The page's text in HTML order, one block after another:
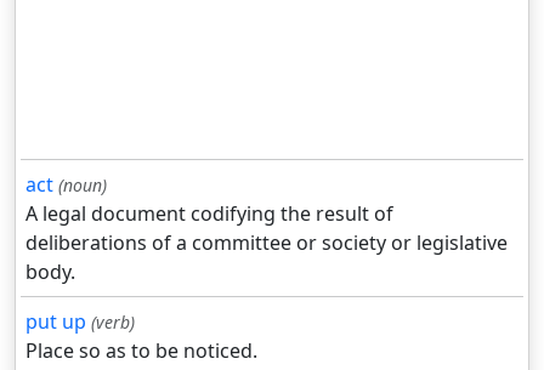
act (noun)
A legal document codifying the result of
deliberations of a committee or society or legislative
body.
put up (verb)
Place so as to be noticed.